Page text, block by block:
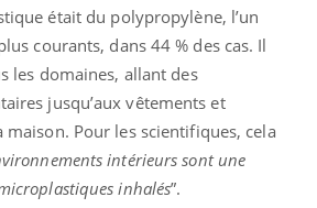
était du polypropylène, l’un
courants, dans 44 % des cas. Il
les domaines, allant des
jusqu’aux vêtements et
maison. Pour les scientifiques, cela
intérieurs sont une
inhalés”.